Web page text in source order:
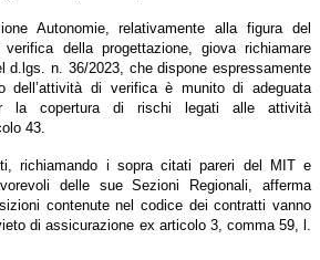
Autonomie, relativamente alla figura del
della progettazione, giova richiamare
d.lgs. n. 36/2023, che dispone espressamente
dell’attività di verifica è munito di adeguata
la copertura di rischi legati alle attività
43.
richiamando i sopra citati pareri del MIT e
delle sue Sezioni Regionali, afferma
contenute nel codice dei contratti vanno
di assicurazione ex articolo 3, comma 59, l.